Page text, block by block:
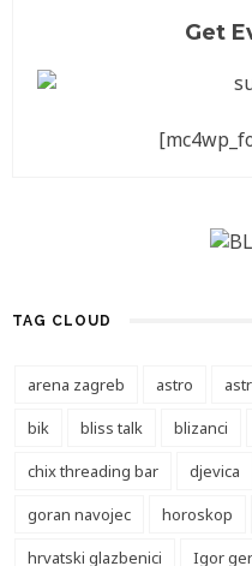
Get
TAG CLOUD
arena zagreb astro
bik
bliss talk blizanci
chix threading bar
djevica
goran navojec
horoskop
hrvatski glazbenici
Igor